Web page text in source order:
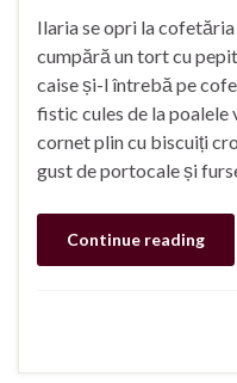
Ilaria se opri la
cumpără un tort cu
caise și-l întrebă pe
fistic cules de la poalele
cornet plin cu biscuiți
gust de portocale și
Continue reading